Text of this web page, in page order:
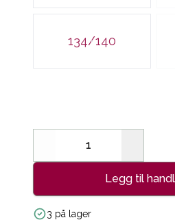
134/140
Decrease
Legg til
3 på lager